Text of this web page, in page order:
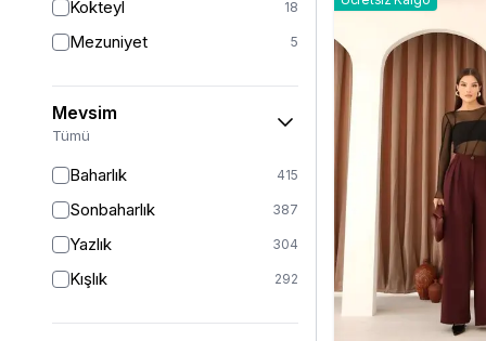
Kokteyl 18
Mezuniyet 5
Mevsim
Tümü
Baharlık 415
Sonbaharlık 387
Yazlık 304
Kışlık 292